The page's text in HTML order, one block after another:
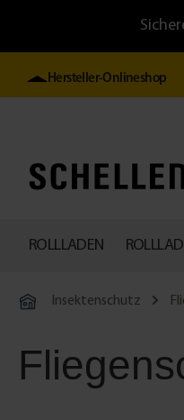
Hersteller-Onlineshop
ROLLLADEN
Insektenschutz